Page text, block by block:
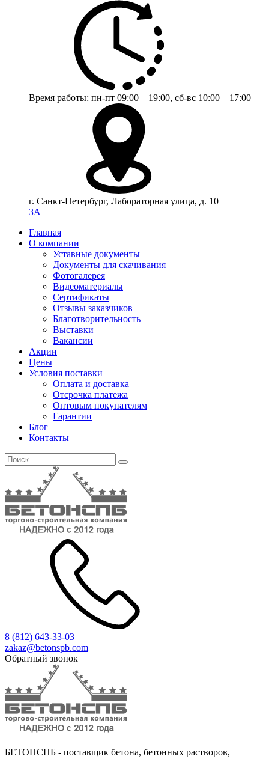
Время работы: пн-пт 09:00 – 19:00, сб-вс 10:00 – 17:00
г. Санкт-Петербург, Лабораторная улица, д. 10
ЗА
Главная
О компании
Уставные документы
Документы для скачивания
Фотогалерея
Видеоматериалы
Сертификаты
Отзывы заказчиков
Благотворительность
Выставки
Вакансии
Акции
Цены
Условия поставки
Оплата и доставка
Отсрочка платежа
Оптовым покупателям
Гарантии
Блог
Контакты
8 (812) 643-33-03
zakaz@betonspb.com
Обратный звонок
БЕТОНСПБ - поставщик бетона, бетонных растворов,